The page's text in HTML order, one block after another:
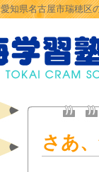
愛知県名古屋市瑞穂
さあ